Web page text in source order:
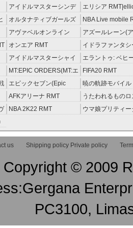
RMT（予約制）
RMT|ArcheAge
約制）
アイドルマスターシンデ
レラガールズ(モバマス)
RMT
エリシア
RMT
オルタナティブガールズ
RMT
NBA Live mobile
アヴァベルオンライン
RMT
アズールレーン(
RMT
オンエア RMT
イドラファンタシ
ーサーガ RMT
アイドルマスターシャイ
ニーカラーズ(シャニマス)
RMT
エラントゥ: ベヒ
ピリット RMT
MT:EPIC ORDERS(MT:エ
ピック・オーダーズ)
RMT
FIFA20 RMT
エピックセブン(Epic
Seven) RMT
暁の軌跡モバイル
伝説 ） RMT
AFKアリーナ RMT
うたわれるもの
ラグ(ロスフラ)
NBA 2K22 RMT
ウマ娘プリティー
us Shipping policy Private policy
Copyright © 2009
PC3100,